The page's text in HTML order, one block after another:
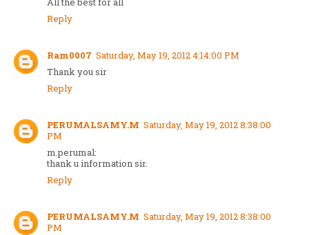
Reply
Ram0007 Saturday, May 19, 2012 4:14:00 PM
Thank you sir
Reply
PERUMALSAMY.M Saturday, May 19, 2012 8:38:00
PM
m.perumal:
thank u information sir.
Reply
PERUMALSAMY.M Saturday, May 19, 2012 8:38:00
PM